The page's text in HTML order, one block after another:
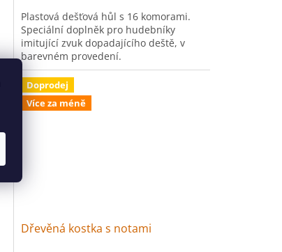
Plastová dešťová hůl s 16 komorami.
Speciální doplněk pro hudebníky
imitující zvuk dopadajícího deště, v
barevném provedení.
Doprodej
Více za méně
Dřevěná kostka s notami